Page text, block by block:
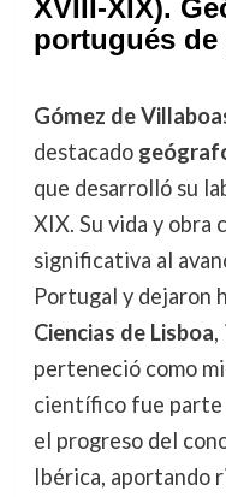
XVIII-XIX).
portugués de
Gómez de
destacado
que desarrolló su
XIX. Su vida y obra
significativa al
Portugal y dejaron
Ciencias de Lisboa,
perteneció como
científico fue parte
el progreso del
Ibérica, aportando